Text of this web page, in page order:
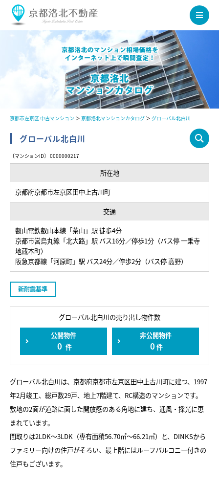
京都市左京区 中古マンション ＞ 京都洛北マンションカタログ ＞ グローバル北白川
グローバル北白川
〔マンションID〕 0000000217
所在地
京都府京都市左京区田中上古川町
交通
叡山電鉄叡山本線「茶山」駅 徒歩4分
京都市営烏丸線「北大路」駅 バス16分／停歩1分（バス停 一乗寺
地蔵本町）
阪急京都線「河原町」駅 バス24分／停歩2分（バス停 高野）
新耐震基準
グローバル北白川の売り出し物件数
公開物件
0 件
非公開物件
0 件
グローバル北白川は、京都府京都市左京区田中上古川町に建つ、1997
年2月竣工、総戸数29戸、地上7階建て、RC構造のマンションです。
敷地の2面が道路に面した開放感のある角地に建ち、通風・採光に恵
まれています。
間取りは2LDK～3LDK（専有面積56.70㎡～66.21㎡）と、DINKSから
ファミリー向けの住戸がそろい、最上階にはルーフバルコニー付きの
住戸もございます。